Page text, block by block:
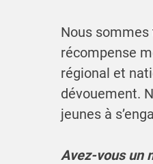
Nous sommes
récompense
régional et
dévouement.
jeunes à
Avez-vous un